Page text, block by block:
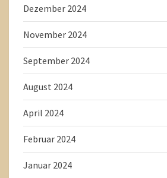
Dezember 2024
November 2024
September 2024
August 2024
April 2024
Februar 2024
Januar 2024